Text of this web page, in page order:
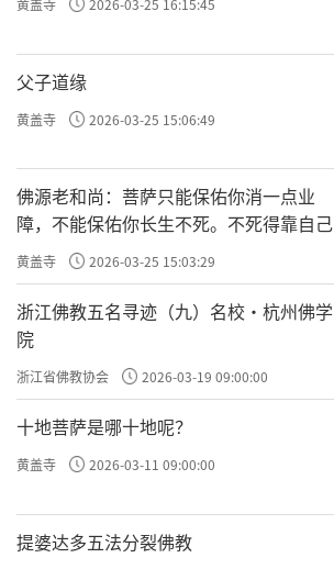
父子道缘
黄盖寺 2026-03-25 15:06:49
佛源老和尚：菩萨只能保佑你消一点业
障，不能保佑你长生不死。不死得靠自己
黄盖寺 2026-03-25 15:03:29
浙江佛教五名寻迹（九）名校·杭州佛学
院
浙江省佛教协会 2026-03-19 09:00:00
十地菩萨是哪十地呢？
黄盖寺 2026-03-11 09:00:00
提婆达多五法分裂佛教